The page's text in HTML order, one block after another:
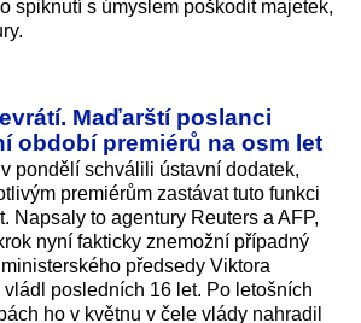
spiknutí s úmyslem poškodit majetek,
Maďarští poslanci
období premiérů na osm let
pondělí schválili ústavní dodatek,
premiérům zastávat tuto funkci
Napsaly to agentury Reuters a AFP,
nyní fakticky znemožní případný
předsedy Viktora
posledních 16 let. Po letošních
ho v květnu v čele vlády nahradil